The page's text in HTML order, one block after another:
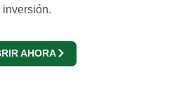
inversión.
AHORA